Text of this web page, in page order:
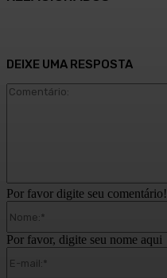
DEIXE UMA RESPOSTA
Por favor digite seu comentário!
Por favor, digite seu nome aqui